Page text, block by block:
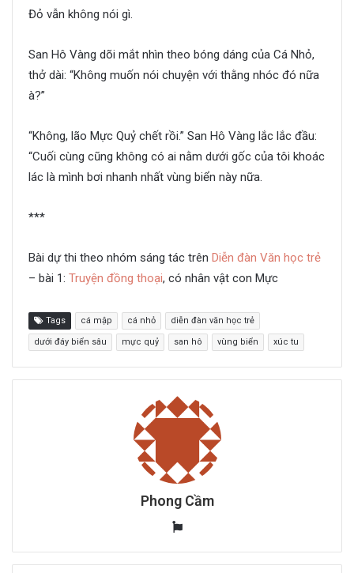
Đỏ vẫn không nói gì.
San Hô Vàng dõi mắt nhìn theo bóng dáng của Cá Nhỏ,
thở dài: “Không muốn nói chuyện với thằng nhóc đó nữa
à?”
“Không, lão Mực Quỷ chết rồi.” San Hô Vàng lắc lắc đầu:
“Cuối cùng cũng không có ai nằm dưới gốc của tôi khoác
lác là mình bơi nhanh nhất vùng biển này nữa.
***
Bài dự thi theo nhóm sáng tác trên Diễn đàn Văn học trẻ
– bài 1: Truyện đồng thoại, có nhân vật con Mực
Tags cá mập cá nhỏ diễn đàn văn học trẻ
dưới đáy biển sâu mực quỷ san hô vùng biển xúc tu
Phong Cầm
W
b